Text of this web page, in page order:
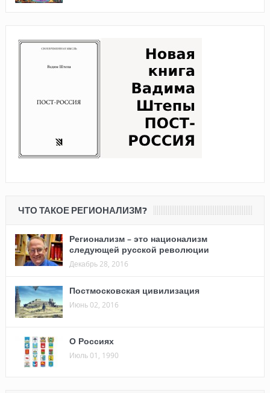
ЧТО ТАКОЕ РЕГИОНАЛИЗМ?
Регионализм – это национализм
следующей русской революции
Декабрь 28, 2016
Постмосковская цивилизация
Июнь 02, 2016
О Россиях
Июль 01, 1990